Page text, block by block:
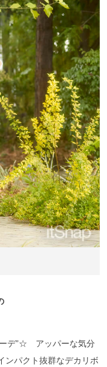
ーデ”☆ アッパーな気分
ンパクト抜群なデカリボ